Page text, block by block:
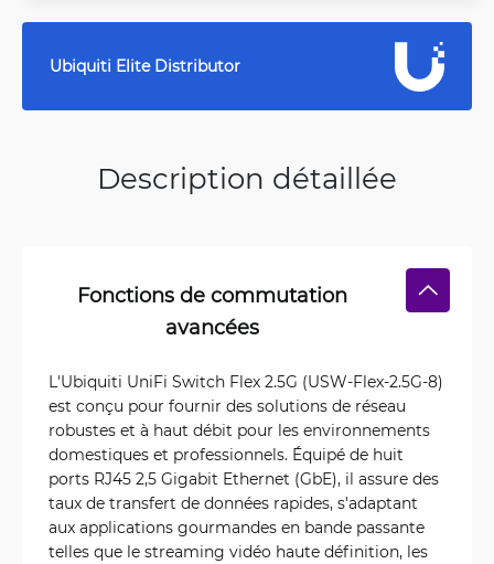
Ubiquiti Elite Distributor
Description détaillée
Fonctions de commutation
avancées
L'Ubiquiti UniFi Switch Flex 2.5G (USW-Flex-2.5G-8)
est conçu pour fournir des solutions de réseau
robustes et à haut débit pour les environnements
domestiques et professionnels. Équipé de huit
ports RJ45 2,5 Gigabit Ethernet (GbE), il assure des
taux de transfert de données rapides, s'adaptant
aux applications gourmandes en bande passante
telles que le streaming vidéo haute définition, les